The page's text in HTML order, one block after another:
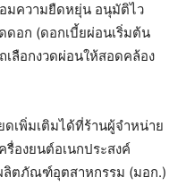
มความยืดหยุ่น อนุมัติไว
อก (ดอกเบี้ยผ่อนเริ่มต้น
เลือกงวดผ่อนให้สอดคล้อง
ดเพิ่มเติมได้ที่ร้านผู้จำหน่าย
รื่องยนต์อเนกประสงค์
ลิตภัณฑ์อุตสาหกรรม (มอก.)